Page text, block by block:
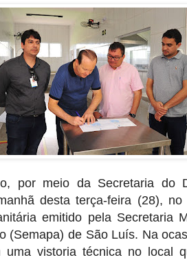
por meio da Secretaria do
desta terça-feira (28),
emitido pela Secretaria
(Semapa) de São Luís. Na
uma vistoria técnica no local